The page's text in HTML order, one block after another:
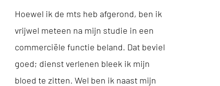
Hoewel ik de mts heb afgerond, ben ik
vrijwel meteen na mijn studie in een
commerciële functie beland. Dat beviel
goed; dienst verlenen bleek ik mijn
bloed te zitten. Wel ben ik naast mijn